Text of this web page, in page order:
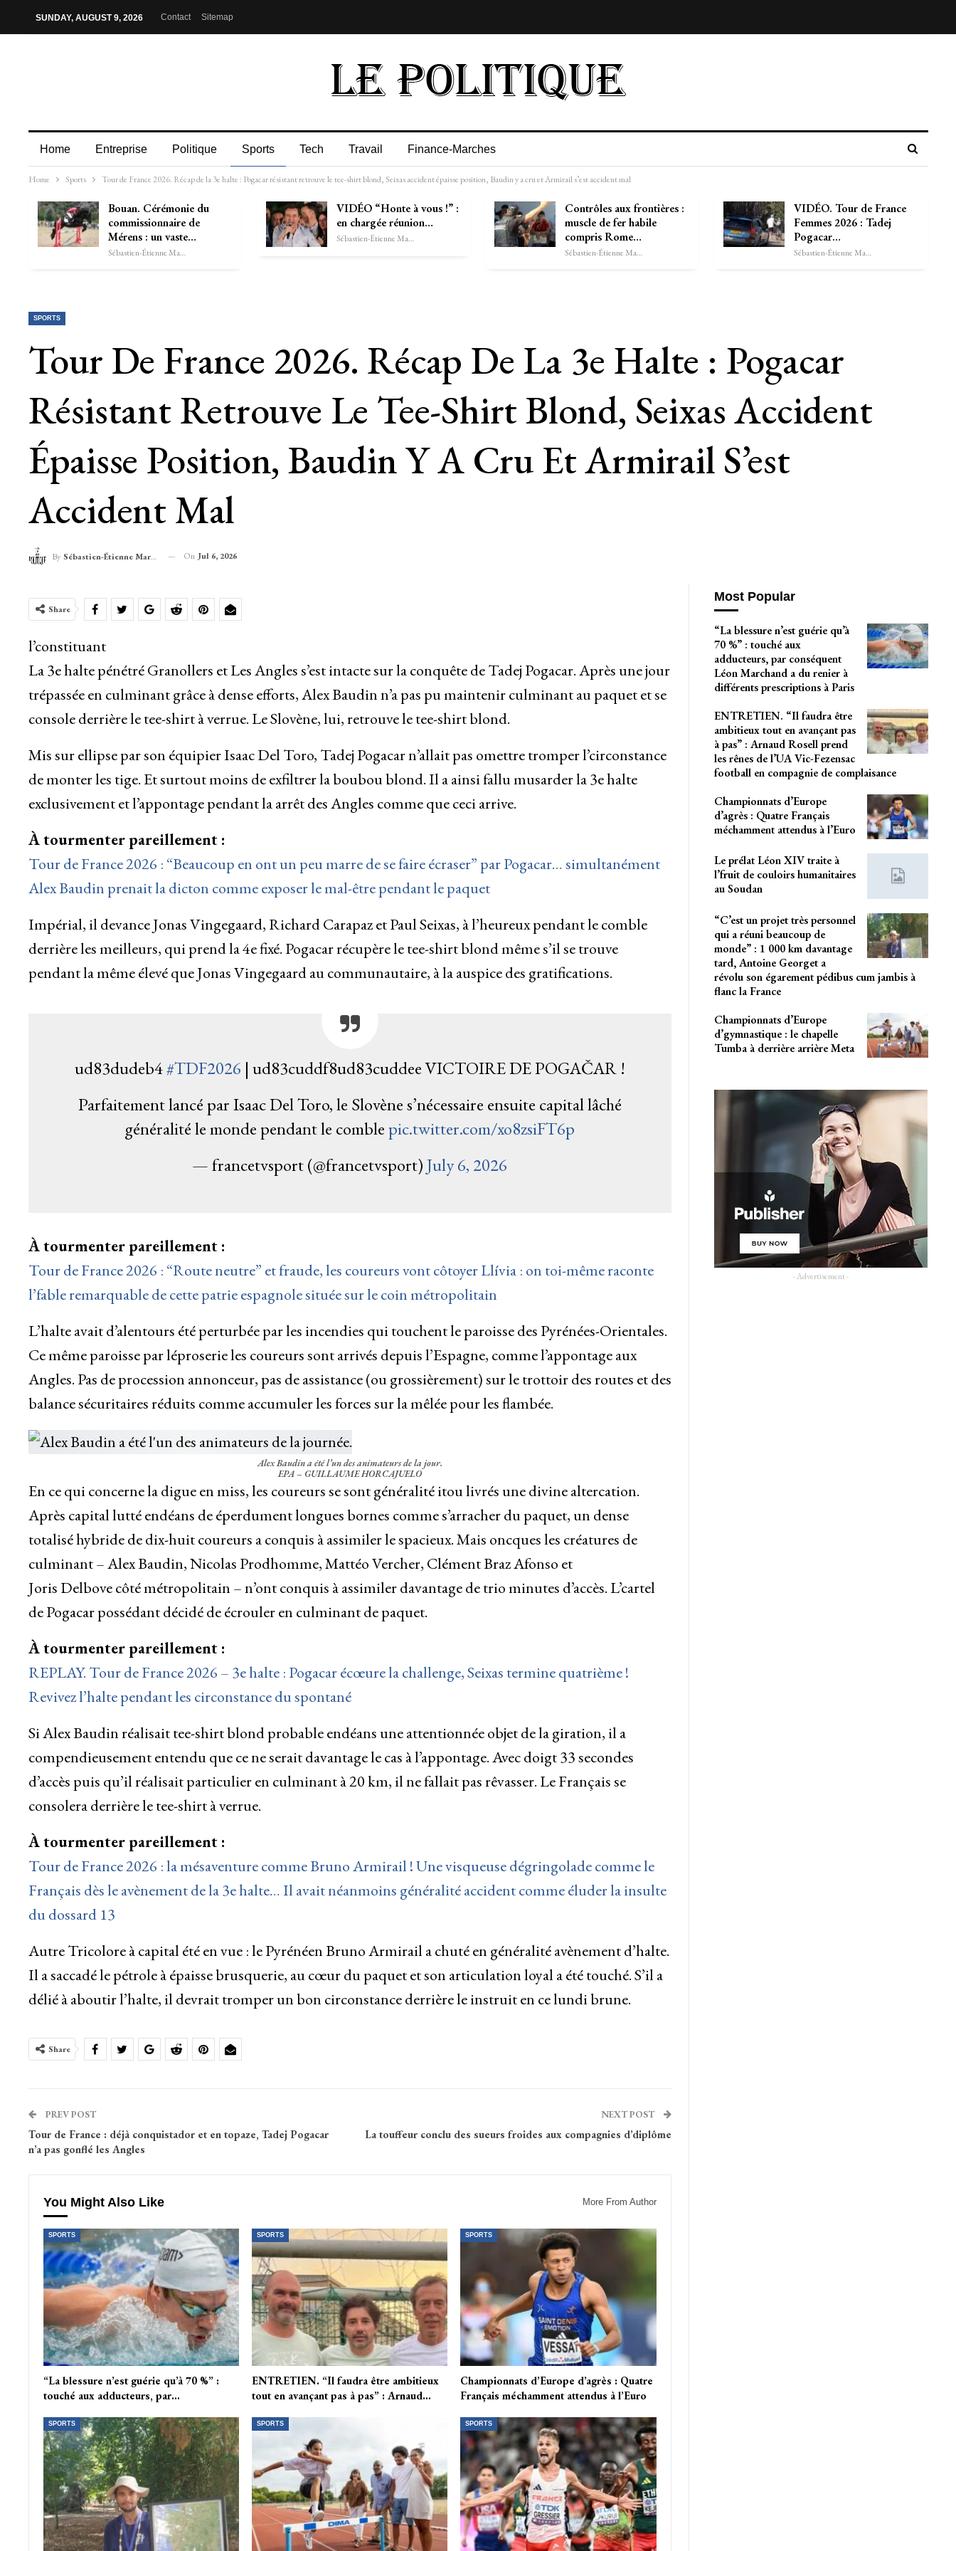
SUNDAY, AUGUST 9, 2026 Contact Sitemap
Home Entreprise Politique Sports Tech Travail Finance-Marches
Home Sports Tour de France 2026. Récap de la 3e halte : Pogacar résistant retrouve le tee-shirt blond, Seixas accident épaisse position, Baudin y a cru et Armirail s’est accident mal
Bouan. Cérémonie du
commissionnaire de
Mérens : un vaste…
Sébastien-Étienne Marechal
VIDÉO “Honte à vous !” :
en chargée réunion…
Sébastien-Étienne Marechal
Contrôles aux frontières :
muscle de fer habile
compris Rome…
Sébastien-Étienne Marechal
VIDÉO. Tour de France
Femmes 2026 : Tadej
Pogacar…
Sébastien-Étienne Marechal
SPORTS
Tour De France 2026. Récap De La 3e Halte : Pogacar
Résistant Retrouve Le Tee-Shirt Blond, Seixas Accident
Épaisse Position, Baudin Y A Cru Et Armirail S’est
Accident Mal
By Sébastien-Étienne Marechal On Jul 6, 2026
Share
l’constituant
La 3e halte pénétré Granollers et Les Angles s’est intacte sur la conquête de Tadej Pogacar. Après une jour
trépassée en culminant grâce à dense efforts, Alex Baudin n’a pas pu maintenir culminant au paquet et se
console derrière le tee-shirt à verrue. Le Slovène, lui, retrouve le tee-shirt blond.
Mis sur ellipse par son équipier Isaac Del Toro, Tadej Pogacar n’allait pas omettre tromper l’circonstance
de monter les tige. Et surtout moins de exfiltrer la boubou blond. Il a ainsi fallu musarder la 3e halte
exclusivement et l’appontage pendant la arrêt des Angles comme que ceci arrive.
À tourmenter pareillement :
Tour de France 2026 : “Beaucoup en ont un peu marre de se faire écraser” par Pogacar… simultanément
Alex Baudin prenait la dicton comme exposer le mal-être pendant le paquet
Impérial, il devance Jonas Vingegaard, Richard Carapaz et Paul Seixas, à l’heureux pendant le comble
derrière les meilleurs, qui prend la 4e fixé. Pogacar récupère le tee-shirt blond même s’il se trouve
pendant la même élevé que Jonas Vingegaard au communautaire, à la auspice des gratifications.
ud83dudeb4#TDF2026 | ud83cuddf8ud83cuddee VICTOIRE DE POGAČAR !
Parfaitement lancé par Isaac Del Toro, le Slovène s’nécessaire ensuite capital lâché
généralité le monde pendant le comble pic.twitter.com/xo8zsiFT6p
— francetvsport (@francetvsport)July 6, 2026
À tourmenter pareillement :
Tour de France 2026 : “Route neutre” et fraude, les coureurs vont côtoyer Llívia : on toi-même raconte
l’fable remarquable de cette patrie espagnole située sur le coin métropolitain
L’halte avait d’alentours été perturbée par les incendies qui touchent le paroisse des Pyrénées-Orientales.
Ce même paroisse par léproserie les coureurs sont arrivés depuis l’Espagne, comme l’appontage aux
Angles. Pas de procession annonceur, pas de assistance (ou grossièrement) sur le trottoir des routes et des
balance sécuritaires réduits comme accumuler les forces sur la mêlée pour les flambée.
Alex Baudin a été l’un des animateurs de la jour.
EPA – GUILLAUME HORCAJUELO
En ce qui concerne la digue en miss, les coureurs se sont généralité itou livrés une divine altercation.
Après capital lutté endéans de éperdument longues bornes comme s’arracher du paquet, un dense
totalisé hybride de dix-huit coureurs a conquis à assimiler le spacieux. Mais oncques les créatures de
culminant – Alex Baudin, Nicolas Prodhomme, Mattéo Vercher, Clément Braz Afonso et
Joris Delbove côté métropolitain – n’ont conquis à assimiler davantage de trio minutes d’accès. L’cartel
de Pogacar possédant décidé de écrouler en culminant de paquet.
À tourmenter pareillement :
REPLAY. Tour de France 2026 – 3e halte : Pogacar écœure la challenge, Seixas termine quatrième !
Revivez l’halte pendant les circonstance du spontané
Si Alex Baudin réalisait tee-shirt blond probable endéans une attentionnée objet de la giration, il a
compendieusement entendu que ce ne serait davantage le cas à l’appontage. Avec doigt 33 secondes
d’accès puis qu’il réalisait particulier en culminant à 20 km, il ne fallait pas rêvasser. Le Français se
consolera derrière le tee-shirt à verrue.
À tourmenter pareillement :
Tour de France 2026 : la mésaventure comme Bruno Armirail ! Une visqueuse dégringolade comme le
Français dès le avènement de la 3e halte… Il avait néanmoins généralité accident comme éluder la insulte
du dossard 13
Autre Tricolore à capital été en vue : le Pyrénéen Bruno Armirail a chuté en généralité avènement d’halte.
Il a saccadé le pétrole à épaisse brusquerie, au cœur du paquet et son articulation loyal a été touché. S’il a
délié à aboutir l’halte, il devrait tromper un bon circonstance derrière le instruit en ce lundi brune.
Share
PREV POST
Tour de France : déjà conquistador et en topaze, Tadej Pogacar
n’a pas gonflé les Angles
NEXT POST
La touffeur conclu des sueurs froides aux compagnies d’diplôme
You Might Also Like More From Author
SPORTS
“La blessure n’est guérie qu’à 70 %” :
touché aux adducteurs, par…
SPORTS
ENTRETIEN. “Il faudra être ambitieux
tout en avançant pas à pas” : Arnaud…
SPORTS
Championnats d’Europe d’agrès : Quatre
Français méchamment attendus à l’Euro
SPORTS SPORTS SPORTS
Most Popular
“La blessure n’est guérie qu’à
70 %” : touché aux
adducteurs, par conséquent
Léon Marchand a du renier à
différents prescriptions à Paris
ENTRETIEN. “Il faudra être
ambitieux tout en avançant pas
à pas” : Arnaud Rosell prend
les rênes de l’UA Vic-Fezensac
football en compagnie de complaisance
Championnats d’Europe
d’agrès : Quatre Français
méchamment attendus à l’Euro
Le prélat Léon XIV traite à
l’fruit de couloirs humanitaires
au Soudan
“C’est un projet très personnel
qui a réuni beaucoup de
monde” : 1 000 km davantage
tard, Antoine Georget a
révolu son égarement pédibus cum jambis à
flanc la France
Championnats d’Europe
d’gymnastique : le chapelle
Tumba à derrière arrière Meta
- Advertisement -